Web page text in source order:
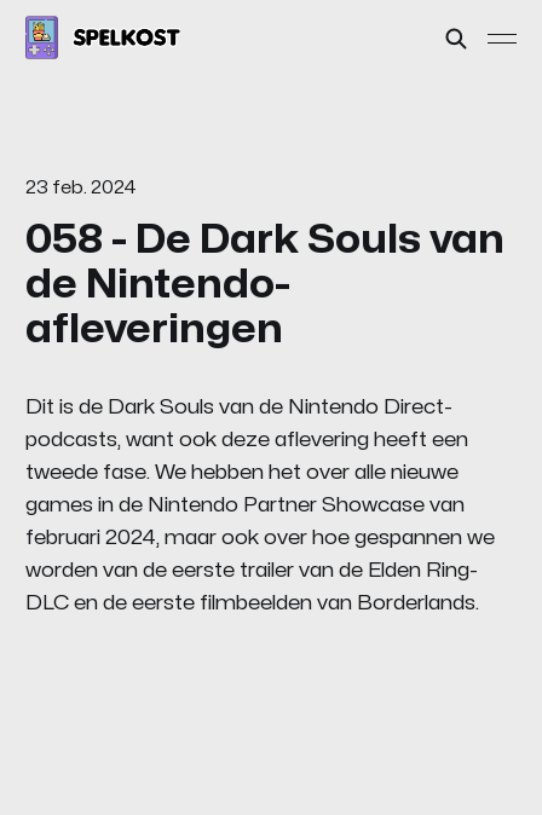
23 feb. 2024
058 - De Dark Souls van
de Nintendo-
afleveringen
Dit is de Dark Souls van de Nintendo Direct-
podcasts, want ook deze aflevering heeft een
tweede fase. We hebben het over alle nieuwe
games in de Nintendo Partner Showcase van
februari 2024, maar ook over hoe gespannen we
worden van de eerste trailer van de Elden Ring-
DLC en de eerste filmbeelden van Borderlands.